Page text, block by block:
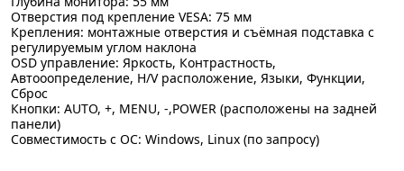
Отверстия под крепление VESA: 75 мм
Крепления: монтажные отверстия и съёмная подставка с
регулируемым углом наклона
OSD управление: Яркость, Контрастность,
Автооопределение, H/V расположение, Языки, Функции,
Сброс
Кнопки: AUTO, +, MENU, -,POWER (расположены на задней
панели)
Совместимость с ОС: Windows, Linux (по запросу)